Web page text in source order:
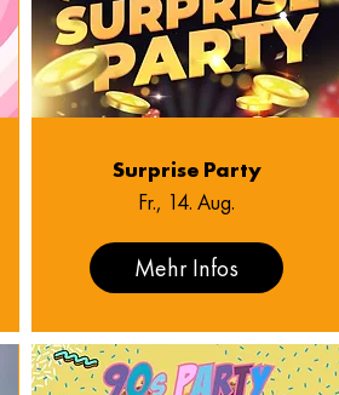
Surprise Party
Fr., 14. Aug.
Mehr Infos